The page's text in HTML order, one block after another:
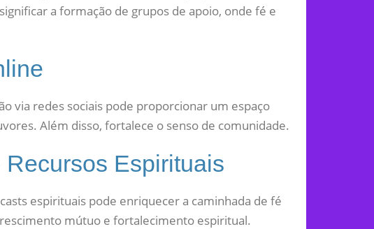
a formação de grupos de apoio, onde fé e
via redes sociais pode proporcionar um espaço
Além disso, fortalece o senso de comunidade.
Espirituais
espirituais pode enriquecer a caminhada de fé
mútuo e fortalecimento espiritual.